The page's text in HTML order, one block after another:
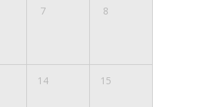
7 8
14 15